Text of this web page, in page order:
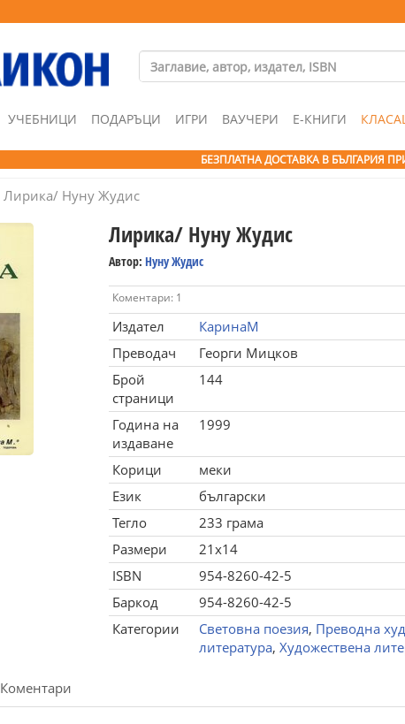
УЧЕБНИЦИ ПОДАРЪЦИ ИГРИ ВАУЧЕРИ Е-КНИГИ
БЕЗПЛАТНА ДОСТАВКА В БЪЛГАРИЯ
Лирика/ Нуну Жудис
Лирика/ Нуну Жудис
Автор: Нуну Жудис
Коментари: 1
Издател
КаринаМ
Преводач
Георги Мицков
Брой
страници
144
Година на
издаване
1999
Корици
меки
Език
български
Тегло
233 грама
Размери
21x14
ISBN
954-8260-42-5
Баркод
954-8260-42-5
Категории
Световна поезия, Преводна
литература, Художествена
Коментари